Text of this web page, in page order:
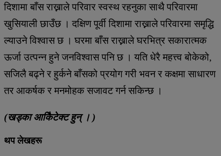
दिशामा बाँस राख्नाले परिवार स्वस्थ रहनुका साथै परिवारमा
खुसियाली छाउँछ । दक्षिण पूर्वी दिशामा राख्नाले परिवारमा समृद्धि
ल्याउने विश्वास छ । घरमा बाँस राख्नाले घरभित्र सकारात्मक
ऊर्जा उत्पन्न हुने जनविश्वास पनि छ । यति धेरै महत्त्व बोकेको,
सजिलै बढ्ने र हुर्कने बाँसको प्रयोग गरी भवन र कक्षमा साधारण
तर आकर्षक र मनमोहक सजावट गर्न सकिन्छ ।
(खड्का आकिैटेक्ट हुन् । )
थप लेखहरू